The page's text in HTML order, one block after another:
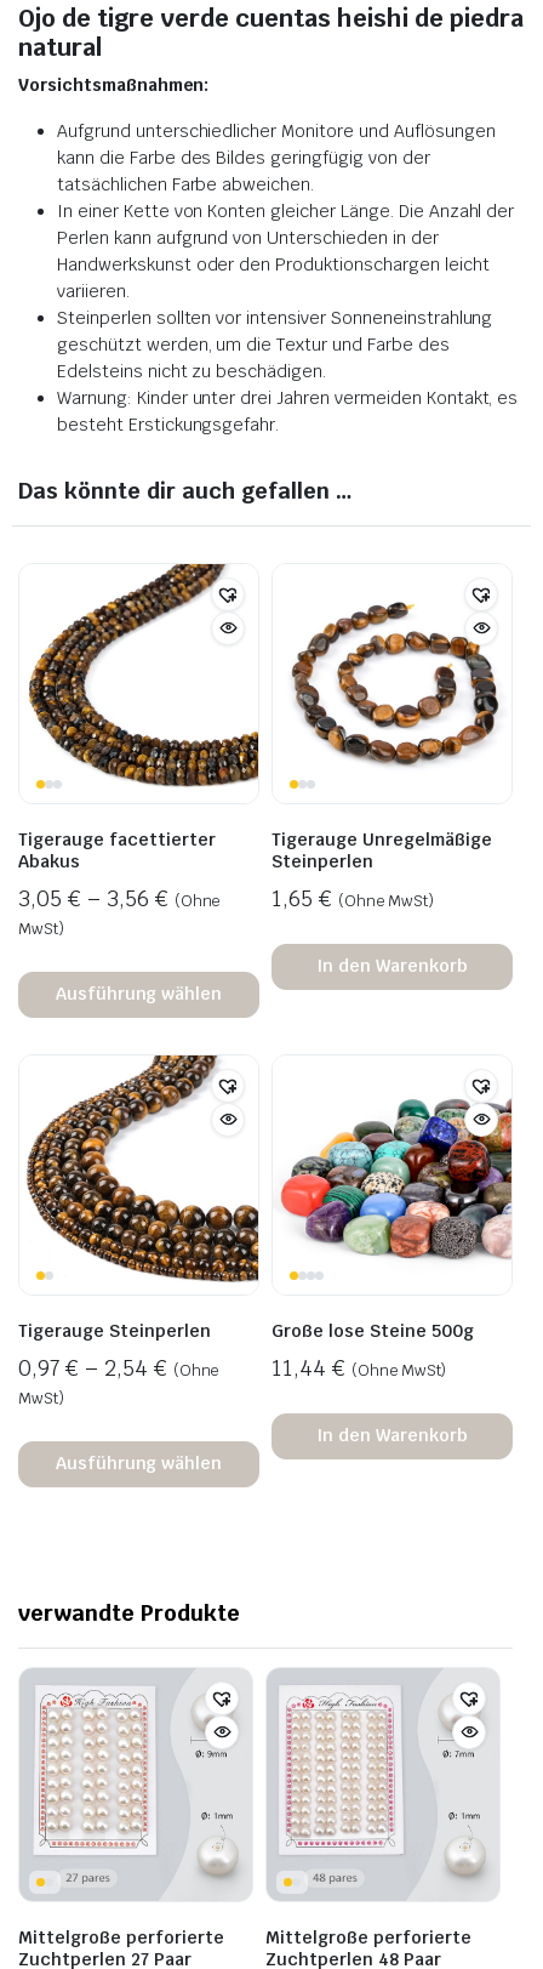
Ojo de tigre verde cuentas heishi de piedra
natural
Vorsichtsmaßnahmen:
Aufgrund unterschiedlicher Monitore und Auflösungen
kann die Farbe des Bildes geringfügig von der
tatsächlichen Farbe abweichen.
In einer Kette von Konten gleicher Länge. Die Anzahl der
Perlen kann aufgrund von Unterschieden in der
Handwerkskunst oder den Produktionschargen leicht
variieren.
Steinperlen sollten vor intensiver Sonneneinstrahlung
geschützt werden, um die Textur und Farbe des
Edelsteins nicht zu beschädigen.
Warnung: Kinder unter drei Jahren vermeiden Kontakt, es
besteht Erstickungsgefahr.
Das könnte dir auch gefallen …
Tigerauge facettierter
Abakus
3,05 € – 3,56 € (Ohne
MwSt)
Ausführung wählen
Tigerauge Unregelmäßige
Steinperlen
1,65 € (Ohne MwSt)
In den Warenkorb
Tigerauge Steinperlen
0,97 € – 2,54 € (Ohne
MwSt)
Ausführung wählen
Große lose Steine 500g
11,44 € (Ohne MwSt)
In den Warenkorb
verwandte Produkte
Mittelgroße perforierte
Zuchtperlen 27 Paar
Mittelgroße perforierte
Zuchtperlen 48 Paar